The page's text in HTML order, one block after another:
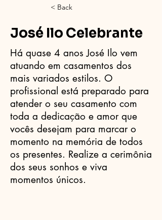
< Back
José Ilo Celebrante
Há quase 4 anos José Ilo vem
atuando em casamentos dos
mais variados estilos. O
profissional está preparado para
atender o seu casamento com
toda a dedicação e amor que
vocês desejam para marcar o
momento na memória de todos
os presentes. Realize a cerimônia
dos seus sonhos e viva
momentos únicos.